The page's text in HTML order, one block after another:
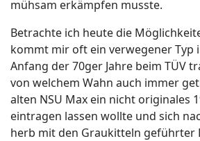
mühsam erkämpfen musste.
Betrachte ich heute die
kommt mir oft ein verwegener Typ
Anfang der 70ger Jahre beim TÜV
von welchem Wahn auch immer
alten NSU Max ein nicht originales
eintragen lassen wollte und sich
herb mit den Graukitteln geführter